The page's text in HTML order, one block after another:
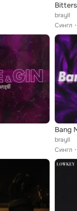
brayll
Сингл
Bang
brayll
Сингл